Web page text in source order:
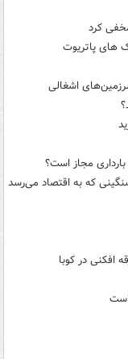
کرد
های پاتریوت
اشغالی
مجاز است؟
که به اقتصاد می‌رسد
افکنی در کوبا
است